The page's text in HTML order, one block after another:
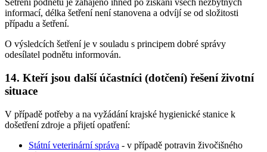
Šetření podnětu je zahájeno ihned po získání všech nezbytných
informací, délka šetření není stanovena a odvíjí se od složitosti
případu a šetření.
O výsledcích šetření je v souladu s principem dobré správy
odesílatel podnětu informován.
14. Kteří jsou další účastníci (dotčení) řešení životní
situace
V případě potřeby a na vyžádání krajské hygienické stanice k
došetření zdroje a přijetí opatření:
Státní veterinární správa - v případě potravin živočišného